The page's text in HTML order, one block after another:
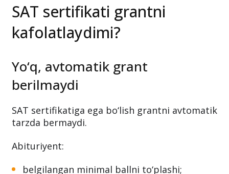
SAT sertifikati grantni
kafolatlaydimi?
Yo‘q, avtomatik grant
berilmaydi
SAT sertifikatiga ega bo‘lish grantni avtomatik
tarzda bermaydi.
Abituriyent:
belgilangan minimal ballni to‘plashi;